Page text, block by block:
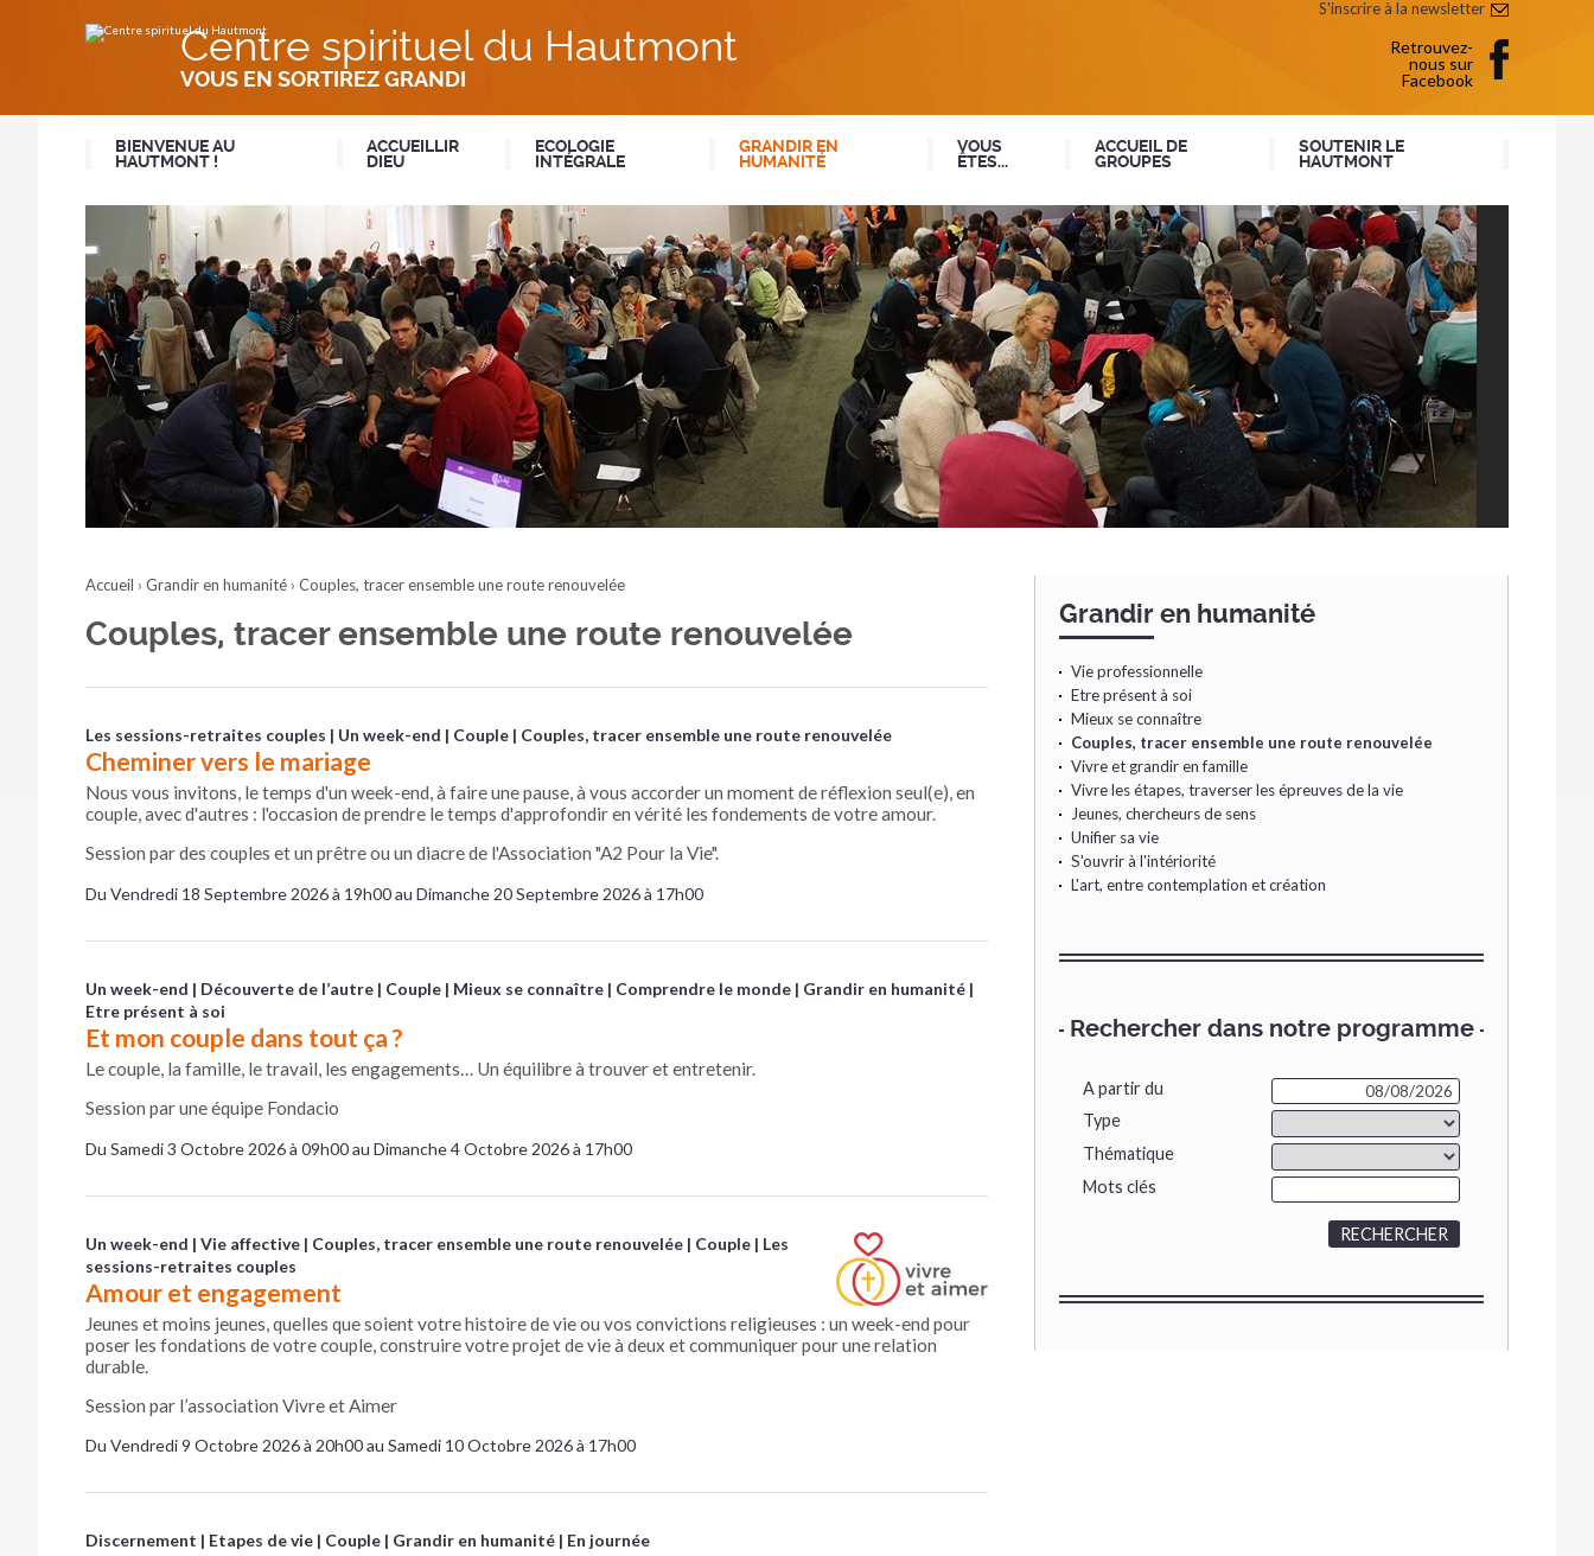
contenu.
S'inscrire à la newsletter
Retrouvez-
nous sur
Facebook
Centre spirituel du Hautmont
VOUS EN SORTIREZ GRANDI
BIENVENUE AU
HAUTMONT !
ACCUEILLIR
DIEU
ECOLOGIE
INTÉGRALE
GRANDIR EN
HUMANITÉ
VOUS
ÊTES...
ACCUEIL DE
GROUPES
SOUTENIR LE
HAUTMONT
Accueil › Grandir en humanité › Couples, tracer ensemble une route renouvelée
Navigation
Grandir en humanité
Vie professionnelle
Etre présent à soi
Mieux se connaître
Couples, tracer ensemble une route renouvelée
Vivre et grandir en famille
Vivre les étapes, traverser les épreuves de la vie
Jeunes, chercheurs de sens
Unifier sa vie
S'ouvrir à l'intériorité
L'art, entre contemplation et création
Rechercher dans notre programme
A partir du
Type
Thématique
Mots clés
Couples, tracer ensemble une route renouvelée
Les sessions-retraites couples Un week-end Couple Couples, tracer ensemble une route renouvelée
Cheminer vers le mariage
Nous vous invitons, le temps d'un week-end, à faire une pause, à vous accorder un moment de réflexion seul(e), en
couple, avec d'autres : l'occasion de prendre le temps d'approfondir en vérité les fondements de votre amour.
Session par des couples et un prêtre ou un diacre de l'Association "A2 Pour la Vie".
Du Vendredi 18 Septembre 2026 à 19h00 au Dimanche 20 Septembre 2026 à 17h00
Un week-end Découverte de l’autre Couple Mieux se connaître Comprendre le monde
Grandir en humanité
Etre présent à soi
Et mon couple dans tout ça ?
Le couple, la famille, le travail, les engagements… Un équilibre à trouver et entretenir.
Session par une équipe Fondacio
Du Samedi 3 Octobre 2026 à 09h00 au Dimanche 4 Octobre 2026 à 17h00
Un week-end Vie affective Couples, tracer ensemble une route renouvelée Couple
Les
sessions-retraites couples
Amour et engagement
Jeunes et moins jeunes, quelles que soient votre histoire de vie ou vos convictions religieuses : un week-end pour
poser les fondations de votre couple, construire votre projet de vie à deux et communiquer pour une relation
durable.
Session par l’association Vivre et Aimer
Du Vendredi 9 Octobre 2026 à 20h00 au Samedi 10 Octobre 2026 à 17h00
Discernement Etapes de vie Couple Grandir en humanité En journée